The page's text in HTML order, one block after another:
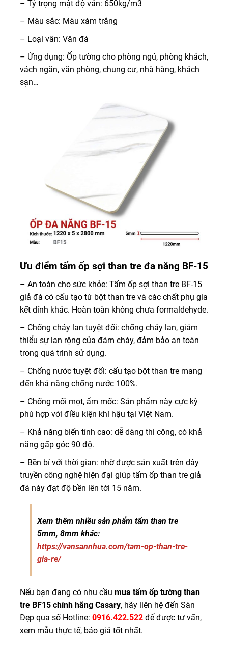
– Tỷ trọng mật độ ván: 650kg/m3
– Màu sắc: Màu xám trắng
– Loại vân: Vân đá
– Ứng dụng: Ốp tường cho phòng ngủ, phòng khách,
vách ngăn, văn phòng, chung cư, nhà hàng, khách
sạn…
Ưu điểm tấm ốp sợi than tre đa năng BF-15
– An toàn cho sức khỏe: Tấm ốp sợi than tre BF-15
giả đá có cấu tạo từ bột than tre và các chất phụ gia
kết dính khác. Hoàn toàn không chưa formaldehyde.
– Chống cháy lan tuyệt đối: chống cháy lan, giảm
thiểu sự lan rộng của đám cháy, đảm bảo an toàn
trong quá trình sử dụng.
– Chống nước tuyệt đối: cấu tạo bột than tre mang
đến khả năng chống nước 100%.
– Chống mối mọt, ẩm mốc: Sản phẩm này cực kỳ
phù hợp với điều kiện khí hậu tại Việt Nam.
– Khả năng biến tính cao: dễ dàng thi công, có khả
năng gấp góc 90 độ.
– Bền bỉ với thời gian: nhờ được sản xuất trên dây
truyền công nghệ hiện đại giúp tấm ốp than tre giả
đá này đạt độ bền lên tới 15 năm.
Xem thêm nhiều sản phẩm tấm than tre
5mm, 8mm khác:
https://vansannhua.com/tam-op-than-tre-
gia-re/
Nếu bạn đang có nhu cầu mua tấm ốp tường than
tre BF15 chính hãng Casary, hãy liên hệ đến Sàn
Đẹp qua số Hotline: 0916.422.522 để được tư vấn,
xem mẫu thực tế, báo giá tốt nhất.